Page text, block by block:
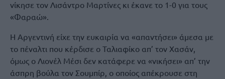
νίκησε τον Λισάντρο Μαρτίνες κι έκανε το 1-0 για τους
«Φαραώ».
Η Αργεντινή είχε την ευκαιρία να «απαντήσει» άμεσα με
το πέναλτι που κέρδισε ο Ταλιαφίκο απ’ τον Χασάν,
όμως ο Λιονέλ Μέσι δεν κατάφερε να «νικήσει» απ’ την
άσπρη βούλα τον Σουμπίρ, ο οποίος απέκρουσε στη